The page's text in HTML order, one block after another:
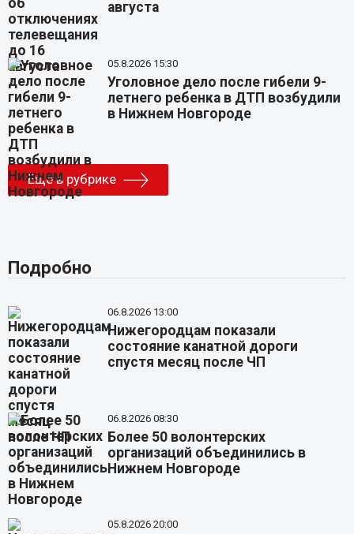
августа
05.8.2026 15:30
Уголовное дело после гибели 9-
летнего ребенка в ДТП возбудили
в Нижнем Новгороде
Еще в рубрике
Подробно
06.8.2026 13:00
Нижегородцам показали
состояние канатной дороги
спустя месяц после ЧП
06.8.2026 08:30
Более 50 волонтерских
организаций объединились в
Нижнем Новгороде
05.8.2026 20:00